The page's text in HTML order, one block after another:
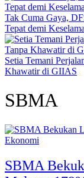
Tak Cuma Gaya,
Tepat demi
Setia Temani
Khawatir di GIIAS
SBMA
Ekonomi
SBMA